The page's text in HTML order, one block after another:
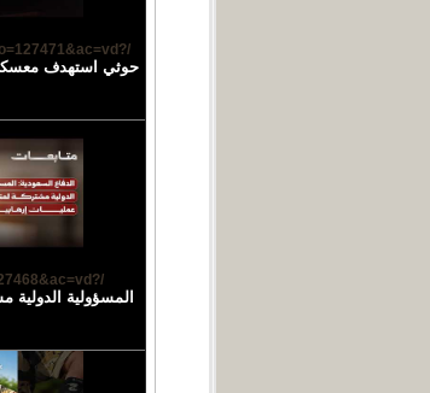
/?no=127471&ac=vd >
حوثي استهدف
/?no=127468&ac=vd >
المسؤولية الدولية